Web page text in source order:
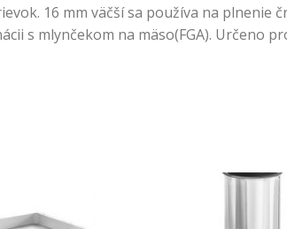
16 mm väčší sa používa na plnenie
s mlynčekom na mäso(FGA). Určeno